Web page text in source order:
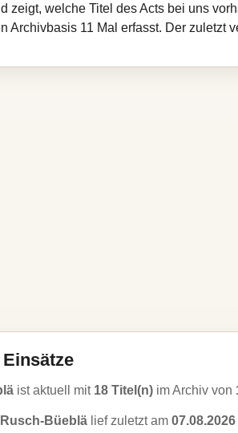
zeigt, welche Titel des Acts bei uns
Archivbasis 11 Mal erfasst. Der zuletzt
ist aktuell mit 18 Titel(n) im Archiv von
Rusch-Büeblä lief zuletzt am